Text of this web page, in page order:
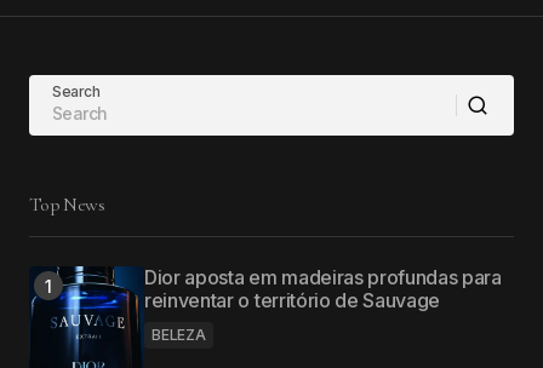
Search
Top News
Dior aposta em madeiras profundas para
reinventar o território de Sauvage
BELEZA